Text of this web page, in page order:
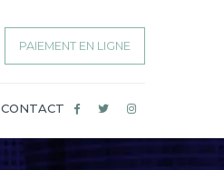
PAIEMENT EN LIGNE
CONTACT